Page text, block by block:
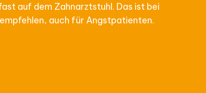
auf dem Zahnarztstuhl. Das ist bei
auch für Angstpatienten.